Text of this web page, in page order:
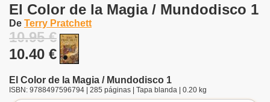
El Color de la Magia / Mundodisco 1
De Terry Pratchett
10.95 €
10.40 €
El Color de la Magia / Mundodisco 1
ISBN: 9788497596794 | 285 páginas | Tapa blanda | 0.20 kg